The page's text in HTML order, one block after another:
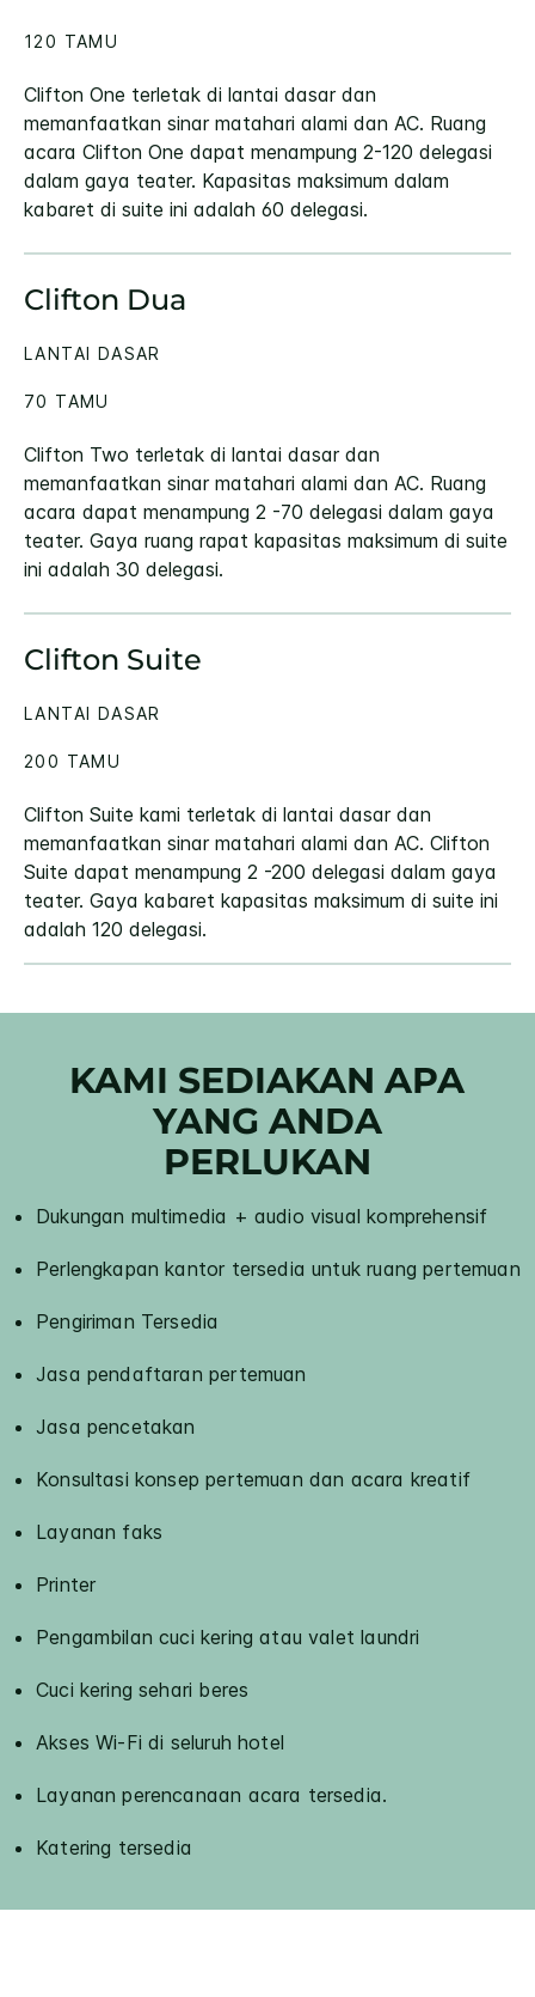
Clifton One terletak di lantai dasar dan
memanfaatkan sinar matahari alami dan AC. Ruang
acara Clifton One dapat menampung 2-120 delegasi
dalam gaya teater. Kapasitas maksimum dalam
kabaret di suite ini adalah 60 delegasi.
120 TAMU
Clifton Dua
Clifton Two terletak di lantai dasar dan
memanfaatkan sinar matahari alami dan AC. Ruang
acara dapat menampung 2 -70 delegasi dalam gaya
teater. Gaya ruang rapat kapasitas maksimum di suite
ini adalah 30 delegasi.
LANTAI DASAR
70 TAMU
Clifton Suite
Clifton Suite kami terletak di lantai dasar dan
memanfaatkan sinar matahari alami dan AC. Clifton
Suite dapat menampung 2 -200 delegasi dalam gaya
teater. Gaya kabaret kapasitas maksimum di suite ini
adalah 120 delegasi.
LANTAI DASAR
200 TAMU
KAMI SEDIAKAN APA
YANG ANDA
PERLUKAN
Dukungan multimedia + audio visual komprehensif
Perlengkapan kantor tersedia untuk ruang pertemuan
Pengiriman Tersedia
Jasa pendaftaran pertemuan
Jasa pencetakan
Konsultasi konsep pertemuan dan acara kreatif
Layanan faks
Printer
Pengambilan cuci kering atau valet laundri
Cuci kering sehari beres
Akses Wi-Fi di seluruh hotel
Layanan perencanaan acara tersedia.
Katering tersedia